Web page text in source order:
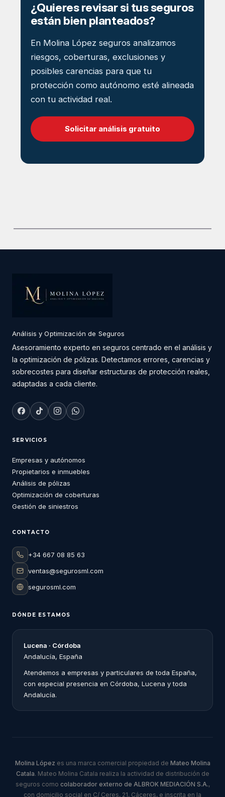
¿Quieres revisar si tus seguros
están bien planteados?
En Molina López seguros analizamos
riesgos, coberturas, exclusiones y
posibles carencias para que tu
protección como autónomo esté alineada
con tu actividad real.
Solicitar análisis gratuito
Análisis y Optimización de Seguros
Asesoramiento experto en seguros centrado en el análisis y
la optimización de pólizas. Detectamos errores, carencias y
sobrecostes para diseñar estructuras de protección reales,
adaptadas a cada cliente.
SERVICIOS
Empresas y autónomos
Propietarios e inmuebles
Análisis de pólizas
Optimización de coberturas
Gestión de siniestros
CONTACTO
+34 667 08 85 63
ventas@segurosml.com
segurosml.com
DÓNDE ESTAMOS
Lucena · Córdoba
Andalucía, España
Atendemos a empresas y particulares de toda España,
con especial presencia en Córdoba, Lucena y toda
Andalucía.
Molina López es una marca comercial propiedad de Mateo Molina
Catala. Mateo Molina Catala realiza la actividad de distribución de
seguros como colaborador externo de ALBROK MEDIACIÓN S.A.,
con domicilio social en C/ Ceres, 21, Cáceres, e inscrita en la